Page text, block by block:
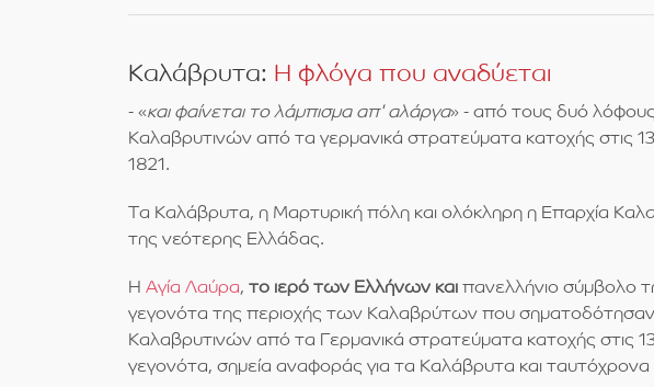
Καλάβρυτα: Η φλόγα που αναδύεται
- «και φαίνεται το λάμπισμα απ' αλάργα» - από τους δυό
Καλαβρυτινών από τα γερμανικά στρατεύματα κατοχής στις
1821.
Τα Καλάβρυτα, η Μαρτυρική πόλη και ολόκληρη η Επαρχία
της νεότερης Ελλάδας.
Η Αγία Λαύρα, το ιερό των Ελλήνων και πανελλήνιο σύμβολο
γεγονότα της περιοχής των Καλαβρύτων που
Καλαβρυτινών από τα Γερμανικά στρατεύματα κατοχής στις
γεγονότα, σημεία αναφοράς για τα Καλάβρυτα και ταυτόχρονα